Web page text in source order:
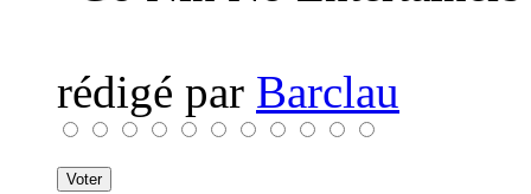
rédigé par Barclau